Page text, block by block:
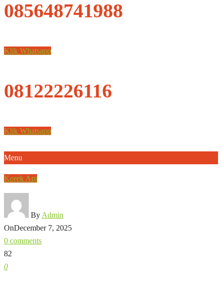
085648741988
Klik Whatsapp
08122226116
Klik Whatsapp
Menu
Korek Api
By Admin
OnDecember 7, 2025
0 comments
82
0